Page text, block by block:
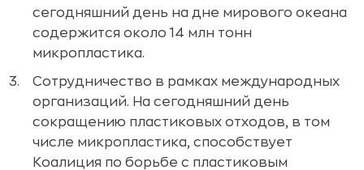
сегодняшний день на дне мирового океана
содержится около 14 млн тонн
микропластика.
Сотрудничество в рамках международных
организаций. На сегодняшний день
сокращению пластиковых отходов, в том
числе микропластика, способствует
Коалиция по борьбе с пластиковым